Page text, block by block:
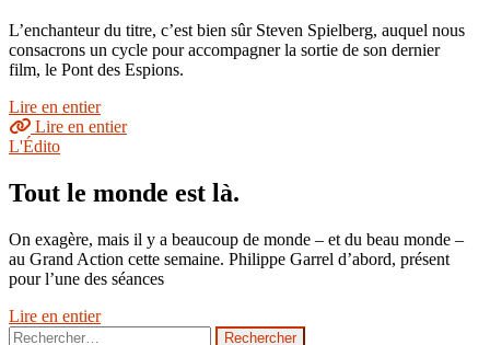
L’enchanteur du titre, c’est bien sûr Steven Spielberg, auquel nous
consacrons un cycle pour accompagner la sortie de son dernier
film, le Pont des Espions.
Lire en entier
Lire en entier
L'Édito
Tout le monde est là.
On exagère, mais il y a beaucoup de monde – et du beau monde –
au Grand Action cette semaine. Philippe Garrel d’abord, présent
pour l’une des séances
Lire en entier
Rechercher :